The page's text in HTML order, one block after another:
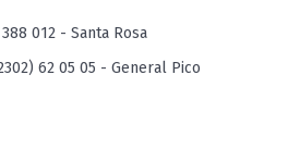
012 - Santa Rosa
62 05 05 - General Pico